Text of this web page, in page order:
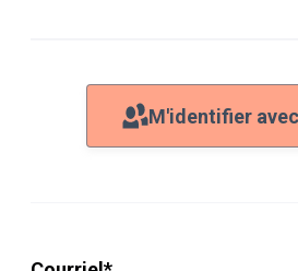
M'identifier